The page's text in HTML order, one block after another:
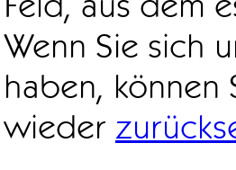
Wenn Sie sich
haben, können
wieder